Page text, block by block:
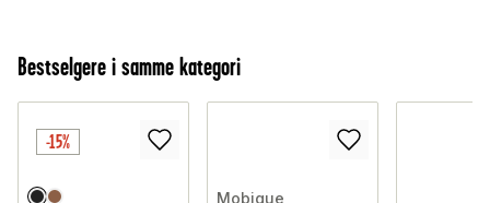
Bestselgere i samme kategori
-15%
Mobique